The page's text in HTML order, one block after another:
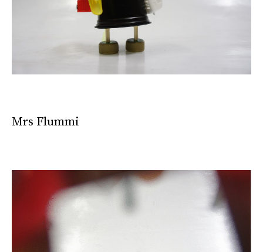
Mrs Flummi